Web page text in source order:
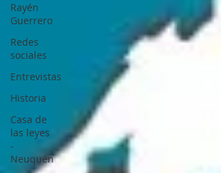
Rayén
Guerrero
Redes
sociales
Entrevistas
Historia
Casa de
las leyes
-
Neuquén